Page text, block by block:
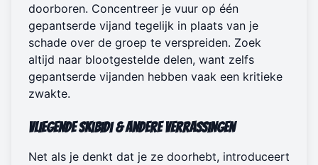
doorboren. Concentreer je vuur op één
gepantserde vijand tegelijk in plaats van je
schade over de groep te verspreiden. Zoek
altijd naar blootgestelde delen, want zelfs
gepantserde vijanden hebben vaak een kritieke
zwakte.
Vliegende Skibidi & Andere Verrassingen
Net als je denkt dat je ze doorhebt, introduceert